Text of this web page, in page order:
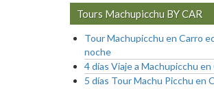
Tours Machupicchu BY CAR
Tour Machupicchu en Carro
noche
4 días Viaje a Machupicchu
5 días Tour Machu Picchu en